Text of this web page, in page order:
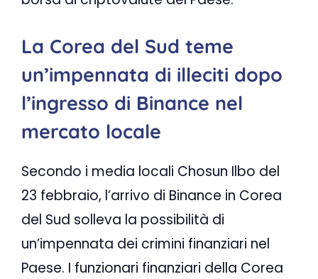
La Corea del Sud teme
un’impennata di illeciti dopo
l’ingresso di Binance nel
mercato locale
Secondo i media locali Chosun Ilbo del
23 febbraio, l’arrivo di Binance in Corea
del Sud solleva la possibilità di
un’impennata dei crimini finanziari nel
Paese. I funzionari finanziari della Corea